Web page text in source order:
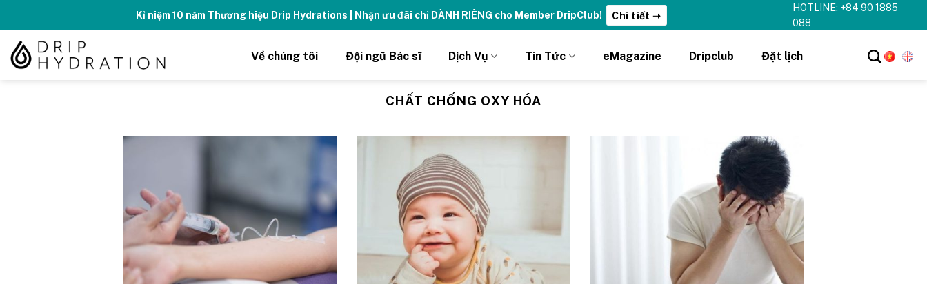
content
Kỉ niệm 10 năm Thương hiệu Drip Hydrations | Nhận ưu đãi chỉ DÀNH RIÊNG cho Member DripClub! Chi tiết ➝
HOTLINE: +84 90 1885
088
Về chúng tôi Đội ngũ Bác sĩ Dịch Vụ Tin Tức eMagazine Dripclub Đặt lịch
CHẤT CHỐNG OXY HÓA